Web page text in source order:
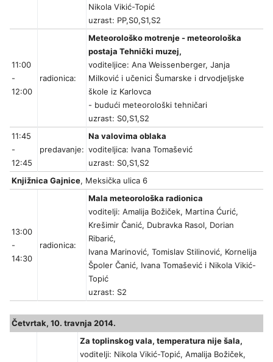
Nikola Vikić-Topić
uzrast: PP,S0,S1,S2
11:00
-
12:00
radionica:
Meteorološko motrenje - meteorološka
postaja Tehnički muzej,
voditeljice: Ana Weissenberger, Janja
Milković i učenici Šumarske i drvodjeljske
škole iz Karlovca
- budući meteorološki tehničari
uzrast: S0,S1,S2
11:45
-
12:45
predavanje:
Na valovima oblaka
voditeljica: Ivana Tomašević
uzrast: S0,S1,S2
Knjižnica Gajnice, Meksička ulica 6
13:00
-
14:30
radionica:
Mala meteorološka radionica
voditelji: Amalija Božiček, Martina Ćurić,
Krešimir Čanić, Dubravka Rasol, Dorian
Ribarić,
Ivana Marinović, Tomislav Stilinović, Kornelija
Špoler Čanić, Ivana Tomašević i Nikola Vikić-
Topić
uzrast: S2
Četvrtak, 10. travnja 2014.
Za toplinskog vala, temperatura nije šala,
voditelji: Nikola Vikić-Topić, Amalija Božiček,